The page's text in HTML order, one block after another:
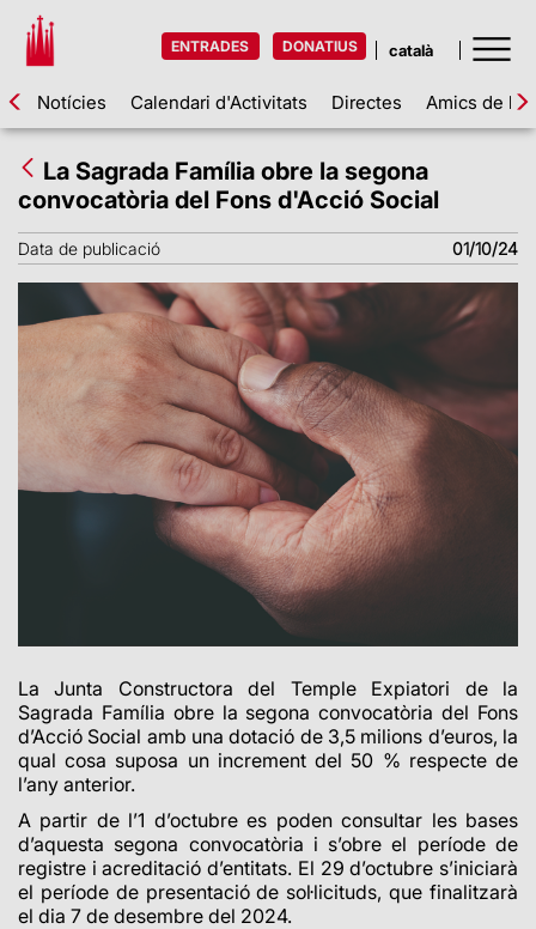
ENTRADES DONATIUS
Notícies Calendari d'Activitats Directes Amics de la
La Sagrada Família obre la segona
convocatòria del Fons d'Acció Social
Data de publicació 01/10/24
La Junta Constructora del Temple Expiatori de la
Sagrada Família obre la segona convocatòria del Fons
d’Acció Social amb una dotació de 3,5 milions d’euros, la
qual cosa suposa un increment del 50 % respecte de
l’any anterior.
A partir de l’1 d’octubre es poden consultar les bases
d’aquesta segona convocatòria i s’obre el període de
registre i acreditació d’entitats. El 29 d’octubre s’iniciarà
el període de presentació de sol·licituds, que finalitzarà
el dia 7 de desembre del 2024.